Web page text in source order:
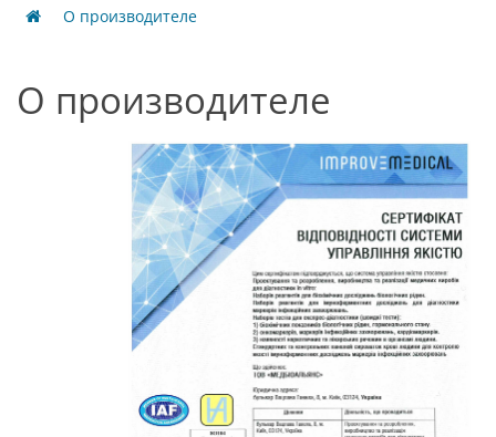
О производителе
О производителе